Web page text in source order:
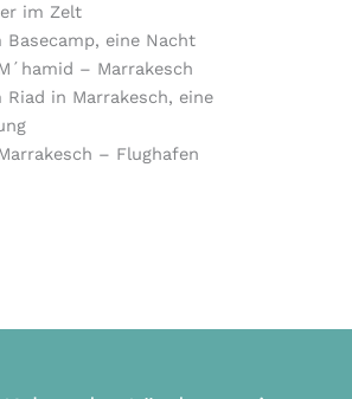
im Zelt
eine Nacht
– Marrakesch
in Marrakesch, eine
– Flughafen